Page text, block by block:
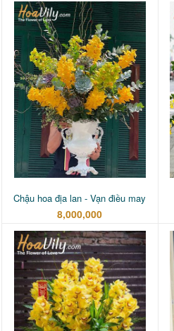
Chậu hoa địa lan - Vạn điều may
8,000,000